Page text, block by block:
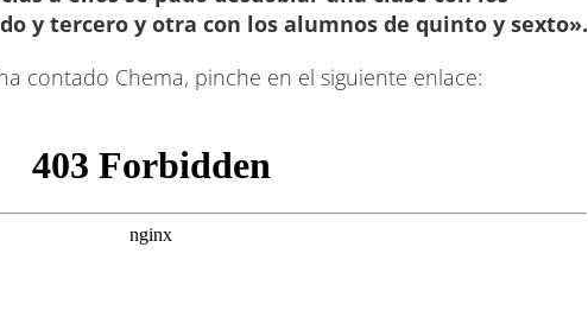
y tercero y otra con los alumnos de quinto y sexto».
contado Chema, pinche en el siguiente enlace: